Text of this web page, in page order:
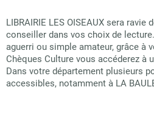
LIBRAIRIE LES OISEAUX sera
conseiller dans vos choix de
aguerri ou simple amateur, grâce à
Chèques Culture vous accéderez à
Dans votre département plusieurs
accessibles, notamment à LA